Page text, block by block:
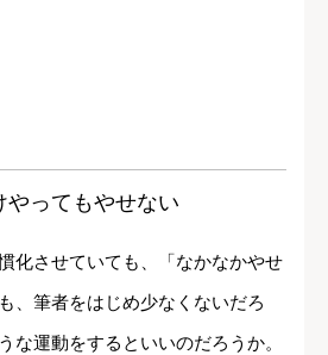
やってもやせない
化させていても、「なかなかやせ
、筆者をはじめ少なくないだろ
な運動をするといいのだろうか。